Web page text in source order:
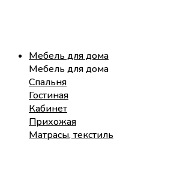
Мебель для дома
Мебель для дома
Спальня
Гостиная
Кабинет
Прихожая
Матрасы, текстиль